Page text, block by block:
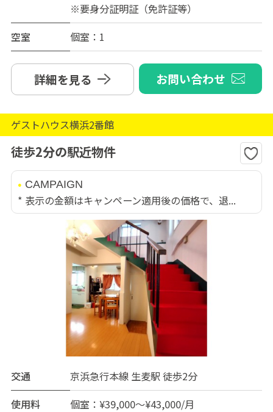
※要身分証明証（免許証等）
空室
個室：1
詳細を見る お問い合わせ
ゲストハウス横浜2番館
徒歩2分の駅近物件
CAMPAIGN
* 表示の金額はキャンペーン適用後の価格で、退...
交通
京浜急行本線 生麦駅 徒歩2分
使用料
個室：¥39,000～¥43,000/月